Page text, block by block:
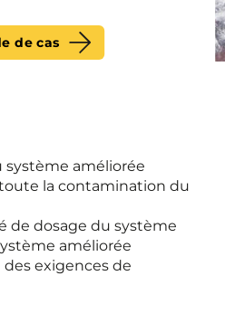
de cas
améliorée
la contamination du
de dosage du système
améliorée
exigences de